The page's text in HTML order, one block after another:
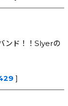
ンド！！Slyerの
]